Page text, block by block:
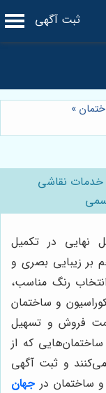
ثبت آگهی
»
خدمات نقاشی
نهایی در تکمیل
بر زیبایی بصری و
رنگ مناسب،
و ساختمان
فروش و تسهیل
که از
و ثبت آگهی
ساختمان در جهان